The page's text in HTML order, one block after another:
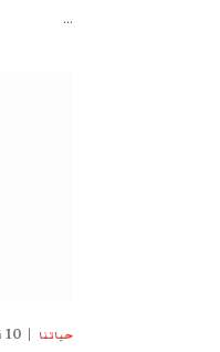
…
حياتنا 10 نوفمبر، 2025